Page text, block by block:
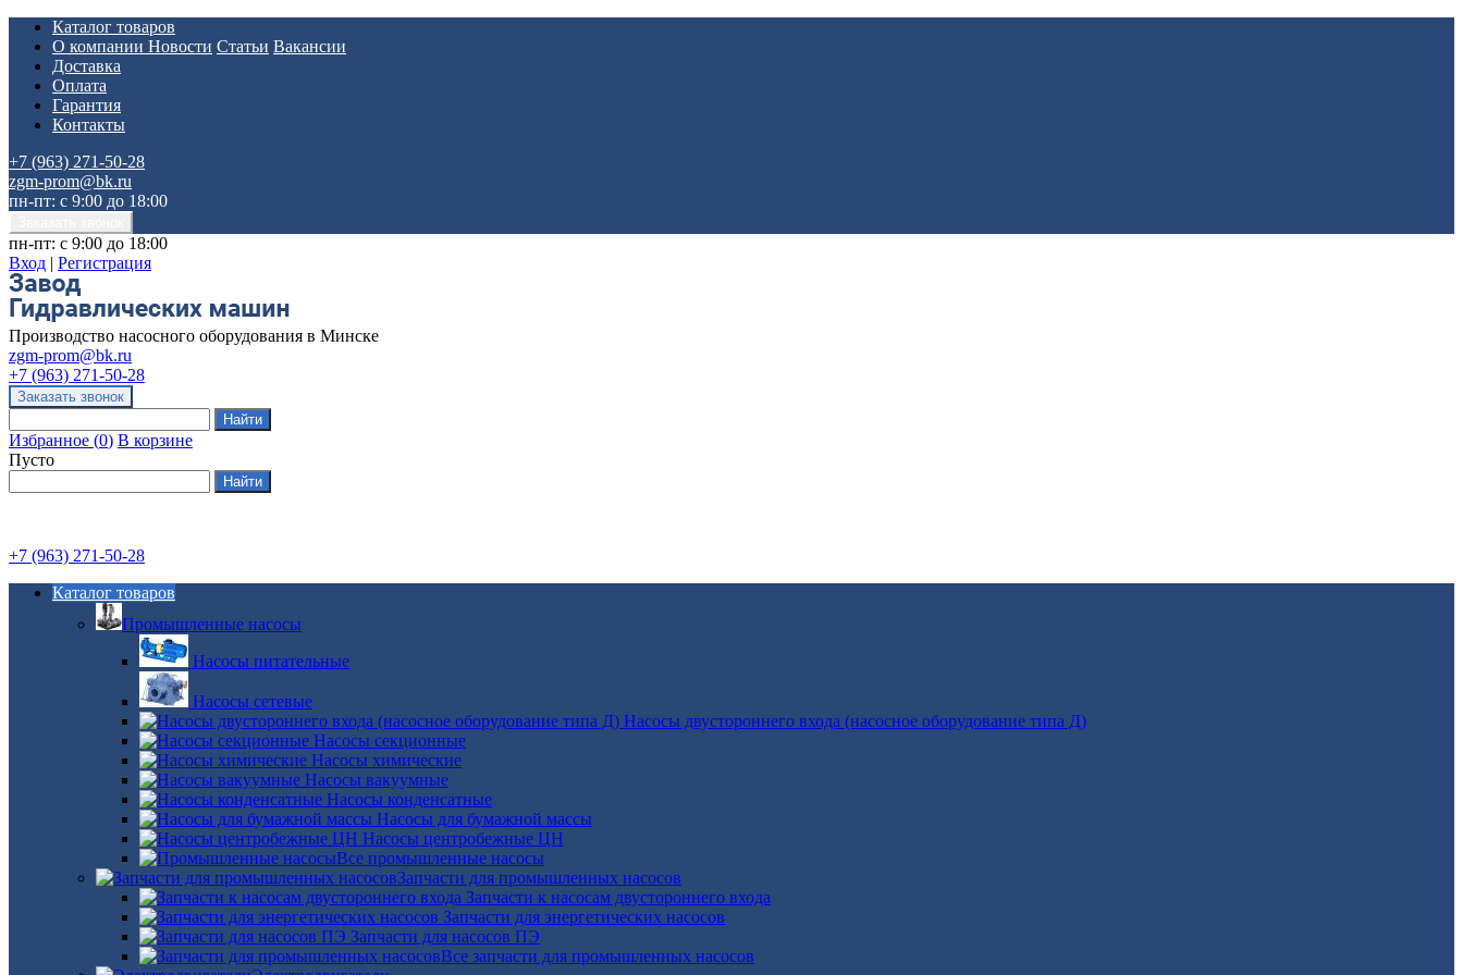
Каталог товаров
О компании Новости Статьи Вакансии
Доставка
Оплата
Гарантия
Контакты
+7 (963) 271-50-28
zgm-prom@bk.ru
пн-пт: с 9:00 до 18:00
пн-пт: с 9:00 до 18:00
Вход | Регистрация
Производство насосного оборудования в Минске
zgm-prom@bk.ru
+7 (963) 271-50-28
Избранное (0) В корзине
Пусто
+7 (963) 271-50-28
Каталог товаров
Промышленные насосы
Насосы питательные
Насосы сетевые
Насосы двустороннего входа (насосное оборудование типа Д)
Насосы секционные
Насосы химические
Насосы вакуумные
Насосы конденсатные
Насосы для бумажной массы
Насосы центробежные ЦН
Все промышленные насосы
Запчасти для промышленных насосов
Запчасти к насосам двустороннего входа
Запчасти для энергетических насосов
Запчасти для насосов ПЭ
Все запчасти для промышленных насосов